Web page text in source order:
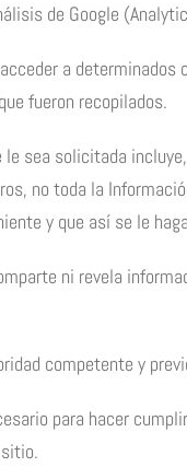
de Google
a
fueron recopilados.
sea solicitada
no toda la
y que así se le
ni revela
competente y
para hacer